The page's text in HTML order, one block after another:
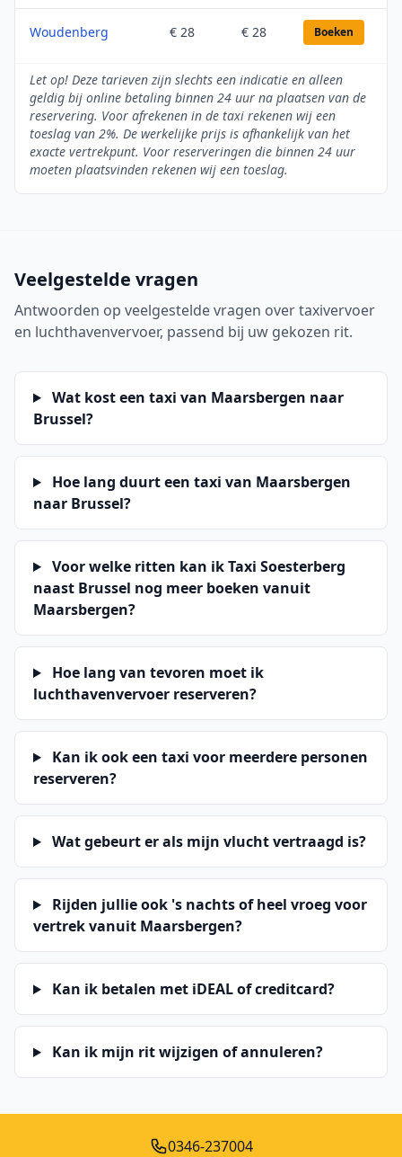
Woudenberg € 28 € 28 Boeken
Let op! Deze tarieven zijn slechts een indicatie en alleen
geldig bij online betaling binnen 24 uur na plaatsen van de
reservering. Voor afrekenen in de taxi rekenen wij een
toeslag van 2%. De werkelijke prijs is afhankelijk van het
exacte vertrekpunt. Voor reserveringen die binnen 24 uur
moeten plaatsvinden rekenen wij een toeslag.
Veelgestelde vragen
Antwoorden op veelgestelde vragen over taxivervoer
en luchthavenvervoer, passend bij uw gekozen rit.
Wat kost een taxi van Maarsbergen naar
Brussel?
Hoe lang duurt een taxi van Maarsbergen
naar Brussel?
Voor welke ritten kan ik Taxi Soesterberg
naast Brussel nog meer boeken vanuit
Maarsbergen?
Hoe lang van tevoren moet ik
luchthavenvervoer reserveren?
Kan ik ook een taxi voor meerdere personen
reserveren?
Wat gebeurt er als mijn vlucht vertraagd is?
Rijden jullie ook 's nachts of heel vroeg voor
vertrek vanuit Maarsbergen?
Kan ik betalen met iDEAL of creditcard?
Kan ik mijn rit wijzigen of annuleren?
0346-237004